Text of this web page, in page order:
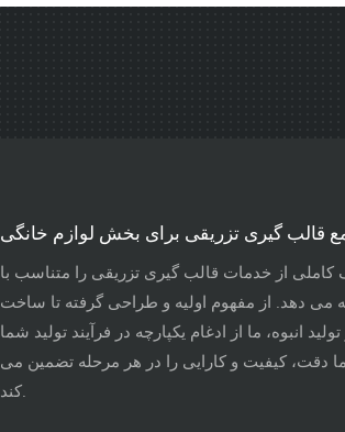
قالب گیری تزریقی برای بخش لوازم خانگی
کاملی از خدمات قالب گیری تزریقی را متناسب با
می دهد. از مفهوم اولیه و طراحی گرفته تا ساخت
انبوه، ما از ادغام یکپارچه در فرآیند تولید شما
کیفیت و کارایی را در هر مرحله تضمین می
کند.